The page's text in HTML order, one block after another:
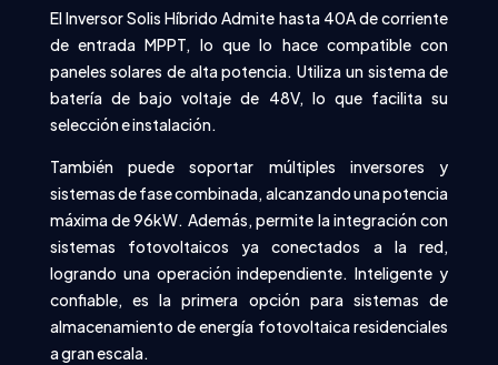
El Inversor Solis Híbrido Admite hasta 40A de corriente
de entrada MPPT, lo que lo hace compatible con
paneles solares de alta potencia. Utiliza un sistema de
batería de bajo voltaje de 48V, lo que facilita su
selección e instalación.
También puede soportar múltiples inversores y
sistemas de fase combinada, alcanzando una potencia
máxima de 96kW. Además, permite la integración con
sistemas fotovoltaicos ya conectados a la red,
logrando una operación independiente. Inteligente y
confiable, es la primera opción para sistemas de
almacenamiento de energía fotovoltaica residenciales
a gran escala.